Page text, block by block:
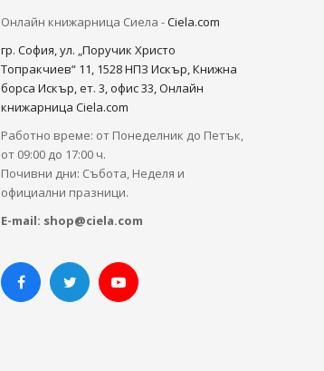
Онлайн книжарница Сиела -Ciela.com
гр. София, ул. „Поручик Христо
Топракчиев“ 11, 1528 НПЗ Искър, Книжна
борса Искър, ет. 3, офис 33, Онлайн
книжарница Ciela.com
Работно време: от Понеделник до Петък,
от 09:00 до 17:00 ч.
Почивни дни: Събота, Неделя и
официални празници.
E-mail: shop@ciela.com